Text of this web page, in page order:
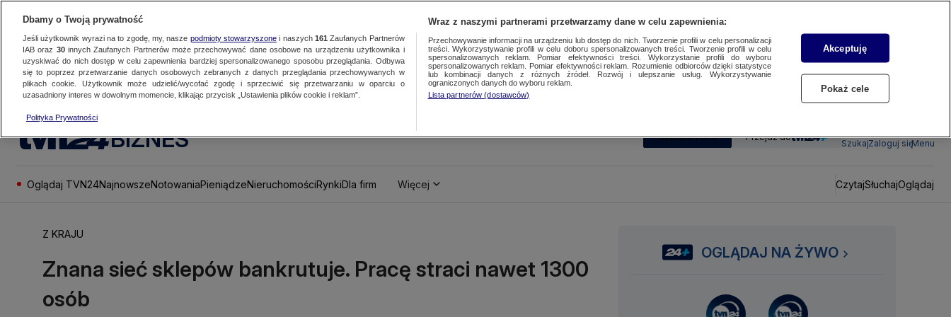
BIZNES SUBSKRYBUJ Przejdź do
SzukajZaloguj sięMenu
Oglądaj TVN24NajnowszeNotowaniaPieniądzeNieruchomościRynkiDla firm Więcej CzytajSłuchajOglądaj
Z KRAJU
Znana sieć sklepów bankrutuje. Pracę straci nawet 1300
osób
OGLĄDAJ NA ŻYWO
Dbamy o Twoją prywatność
Jeśli użytkownik wyrazi na to zgodę, my, nasze podmioty stowarzyszonei naszych 161 Zaufanych Partnerów
IAB oraz 30innych Zaufanych Partnerów może przechowywać dane osobowe na urządzeniu użytkownika i
uzyskiwać do nich dostęp w celu zapewnienia bardziej spersonalizowanego sposobu przeglądania. Odbywa
się to poprzez przetwarzanie danych osobowych zebranych z danych przeglądania przechowywanych w
plikach cookie. Użytkownik może udzielić/wycofać zgodę i sprzeciwić się przetwarzaniu w oparciu o
uzasadniony interes w dowolnym momencie, klikając przycisk „Ustawienia plików cookie i reklam”.
Polityka Prywatności
Wraz z naszymi partnerami przetwarzamy dane w celu zapewnienia:
Przechowywanie informacji na urządzeniu lub dostęp do nich. Tworzenie profili w celu personalizacji
treści. Wykorzystywanie profili w celu doboru spersonalizowanych treści. Tworzenie profili w celu
spersonalizowanych reklam. Pomiar efektywności treści. Wykorzystanie profili do wyboru
spersonalizowanych reklam. Pomiar efektywności reklam. Rozumienie odbiorców dzięki statystyce
lub kombinacji danych z różnych źródeł. Rozwój i ulepszanie usług. Wykorzystywanie
ograniczonych danych do wyboru reklam.
Lista partnerów (dostawców)
Akceptuję
Pokaż cele